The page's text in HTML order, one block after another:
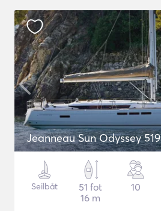
Jeanneau Sun Odyssey 519
Seilbåt
51 fot
16 m
10